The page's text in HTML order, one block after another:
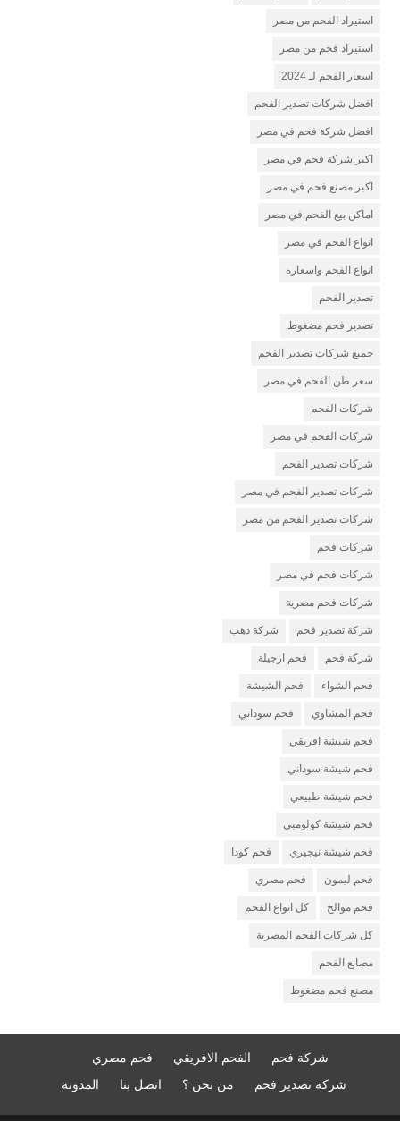
استيراد الفحم من مصر
استيراد فحم من مصر
اسعار الفحم لـ 2024
افضل شركات تصدير الفحم
افضل شركة فحم في مصر
اكبر شركة فحم في مصر
اكبر مصنع فحم في مصر
اماكن بيع الفحم في مصر
انواع الفحم في مصر
انواع الفحم واسعاره
تصدير الفحم
تصدير فحم مضغوط
جميع شركات تصدير الفحم
سعر طن الفحم في مصر
شركات الفحم
شركات الفحم في مصر
شركات تصدير الفحم
شركات تصدير الفحم في مصر
شركات تصدير الفحم من مصر
شركات فحم
شركات فحم في مصر
شركات فحم مصرية
شركة تصدير فحم شركة دهب
شركة فحم فحم ارجيلة
فحم الشواء فحم الشيشة
فحم المشاوي فحم سوداني
فحم شيشة افريقي
فحم شيشة سوداني
فحم شيشة طبيعي
فحم شيشة كولومبي
فحم شيشة نيجيري فحم كودا
فحم ليمون فحم مصري
فحم موالح كل انواع الفحم
كل شركات الفحم المصرية
مصانع الفحم
مصنع فحم مضغوط
شركة فحم الفحم الافريقي
فحم مصري
شركة تصدير فحم
من نحن ؟ اتصل بنا المدونة